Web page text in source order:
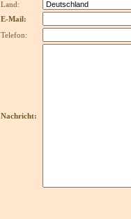
Land:
E-Mail:
Telefon:
Nachricht: